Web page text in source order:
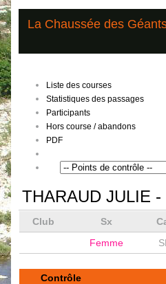
La Chaussée des
Liste des courses
Statistiques des passages
Participants
Hors course / abandons
PDF
THARAUD JULIE -
Club Sx
Femme
Contrôle